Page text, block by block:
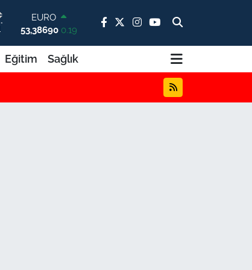
°
STERLİN
61,60380 0.18
6862,09000 0.19
BİST100
79.591,74 -1.82
Eğitim Sağlık